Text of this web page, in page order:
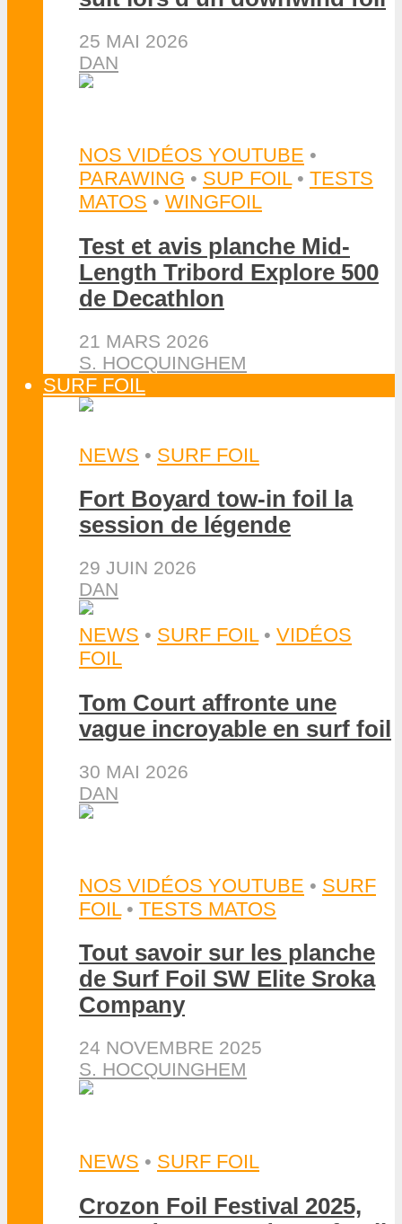
25 MAI 2026
DAN
NOS VIDÉOS YOUTUBE •
PARAWING • SUP FOIL • TESTS
MATOS • WINGFOIL
Test et avis planche Mid-
Length Tribord Explore 500
de Decathlon
21 MARS 2026
S. HOCQUINGHEM
SURF FOIL
NEWS • SURF FOIL
Fort Boyard tow-in foil la
session de légende
29 JUIN 2026
DAN
NEWS • SURF FOIL • VIDÉOS
FOIL
Tom Court affronte une
vague incroyable en surf foil
30 MAI 2026
DAN
NOS VIDÉOS YOUTUBE • SURF
FOIL • TESTS MATOS
Tout savoir sur les planche
de Surf Foil SW Elite Sroka
Company
24 NOVEMBRE 2025
S. HOCQUINGHEM
NEWS • SURF FOIL
Crozon Foil Festival 2025,